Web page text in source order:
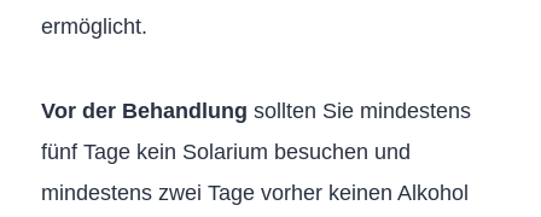
ermöglicht.
Vor der Behandlung sollten Sie mindestens
fünf Tage kein Solarium besuchen und
mindestens zwei Tage vorher keinen Alkohol